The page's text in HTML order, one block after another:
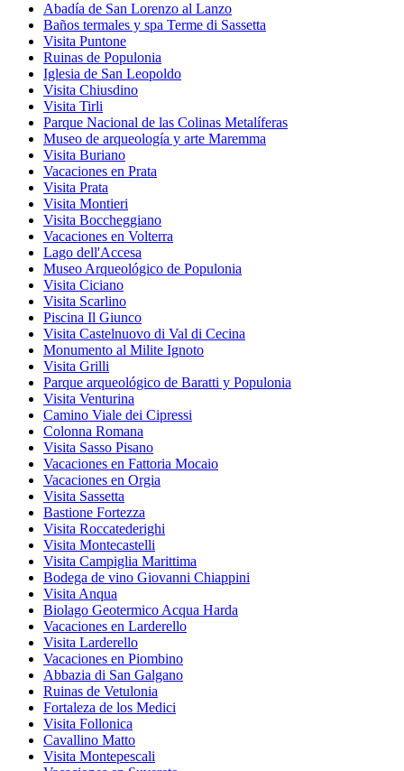
Abadía de San Lorenzo al Lanzo
Baños termales y spa Terme di Sassetta
Visita Puntone
Ruinas de Populonia
Iglesia de San Leopoldo
Visita Chiusdino
Visita Tirli
Parque Nacional de las Colinas Metalíferas
Museo de arqueología y arte Maremma
Visita Buriano
Vacaciones en Prata
Visita Prata
Visita Montieri
Visita Boccheggiano
Vacaciones en Volterra
Lago dell'Accesa
Museo Arqueológico de Populonia
Visita Ciciano
Visita Scarlino
Piscina Il Giunco
Visita Castelnuovo di Val di Cecina
Monumento al Milite Ignoto
Visita Grilli
Parque arqueológico de Baratti y Populonia
Visita Venturina
Camino Viale dei Cipressi
Colonna Romana
Visita Sasso Pisano
Vacaciones en Fattoria Mocaio
Vacaciones en Orgia
Visita Sassetta
Bastione Fortezza
Visita Roccatederighi
Visita Montecastelli
Visita Campiglia Marittima
Bodega de vino Giovanni Chiappini
Visita Anqua
Biolago Geotermico Acqua Harda
Vacaciones en Larderello
Visita Larderello
Vacaciones en Piombino
Abbazia di San Galgano
Ruinas de Vetulonia
Fortaleza de los Medici
Visita Follonica
Cavallino Matto
Visita Montepescali